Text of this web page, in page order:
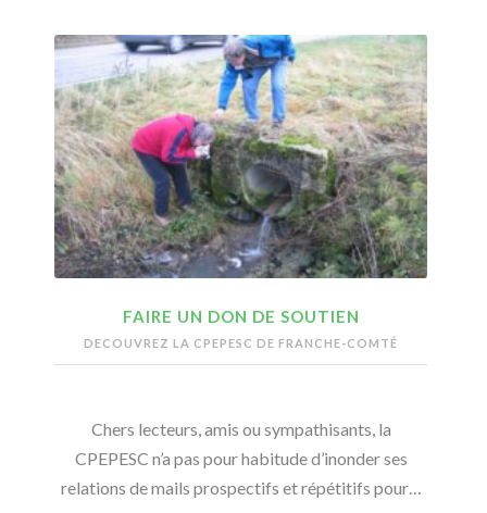
FAIRE UN DON DE SOUTIEN
DECOUVREZ LA CPEPESC DE FRANCHE-COMTÉ
Chers lecteurs, amis ou sympathisants, la
CPEPESC n’a pas pour habitude d’inonder ses
relations de mails prospectifs et répétitifs pour…